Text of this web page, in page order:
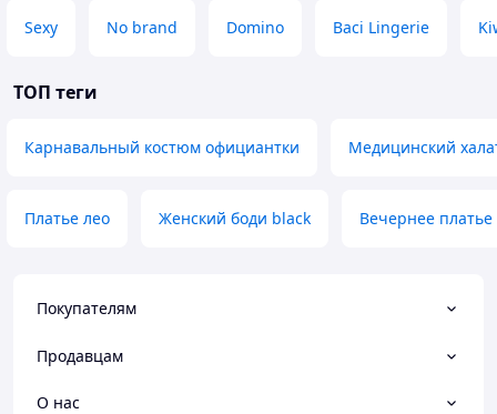
Sexy No brand Domino Baci Lingerie
ТОП теги
Карнавальный костюм официантки Медицинский
Платье лео Женский боди black Вечернее
Покупателям
Продавцам
О нас